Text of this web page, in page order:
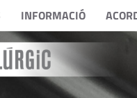
INFORMACIÓ